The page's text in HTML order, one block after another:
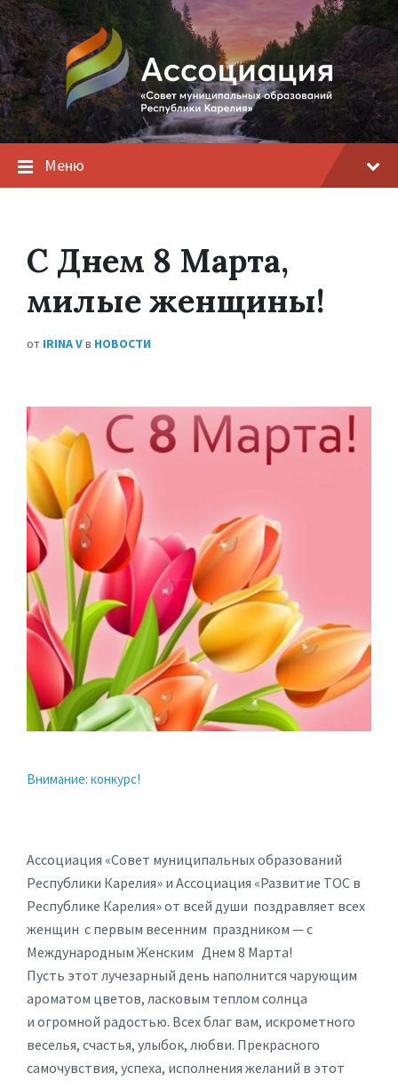
Меню
С Днем 8 Марта,
милые женщины!
от IRINA Vв НОВОСТИ
Внимание: конкурс!
Ассоциация «Совет муниципальных образований
Республики Карелия» и Ассоциация «Развитие ТОС в
Республике Карелия» от всей души поздравляет всех
женщин с первым весенним праздником — с
Международным Женским Днем 8 Марта!
Пусть этот лучезарный день наполнится чарующим
ароматом цветов, ласковым теплом солнца
и огромной радостью. Всех благ вам, искрометного
веселья, счастья, улыбок, любви. Прекрасного
самочувствия, успеха, исполнения желаний в этот